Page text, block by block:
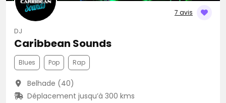
7 avis
DJ
Caribbean Sounds
Blues Pop Rap
Belhade (40)
Déplacement jusqu’à 300 kms